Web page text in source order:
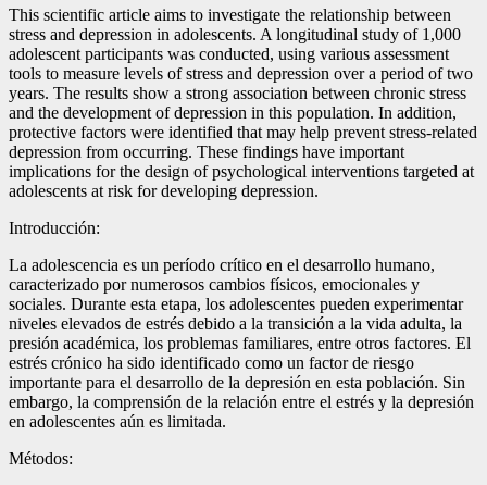
This scientific article aims to investigate the relationship between
stress and depression in adolescents. A longitudinal study of 1,000
adolescent participants was conducted, using various assessment
tools to measure levels of stress and depression over a period of two
years. The results show a strong association between chronic stress
and the development of depression in this population. In addition,
protective factors were identified that may help prevent stress-related
depression from occurring. These findings have important
implications for the design of psychological interventions targeted at
adolescents at risk for developing depression.
Introducción:
La adolescencia es un período crítico en el desarrollo humano,
caracterizado por numerosos cambios físicos, emocionales y
sociales. Durante esta etapa, los adolescentes pueden experimentar
niveles elevados de estrés debido a la transición a la vida adulta, la
presión académica, los problemas familiares, entre otros factores. El
estrés crónico ha sido identificado como un factor de riesgo
importante para el desarrollo de la depresión en esta población. Sin
embargo, la comprensión de la relación entre el estrés y la depresión
en adolescentes aún es limitada.
Métodos: